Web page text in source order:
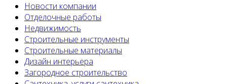
Новости компании
Отделочные работы
Недвижимость
Строительные инструменты
Строительные материалы
Дизайн интерьера
Загородное строительство